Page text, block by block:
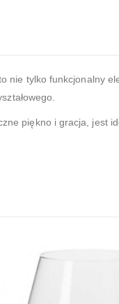
nie tylko
piękno i gracja,